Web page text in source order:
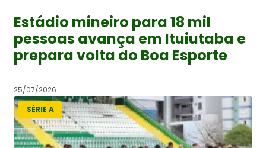
Estádio mineiro para 18 mil
pessoas avança em Ituiutaba e
prepara volta do Boa Esporte
25/07/2026
SÉRIE A